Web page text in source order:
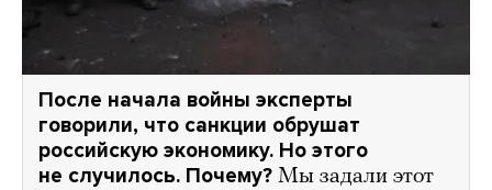
После начала войны эксперты
говорили, что санкции обрушат
российскую экономику. Но этого
не случилось. Почему? Мы задали этот